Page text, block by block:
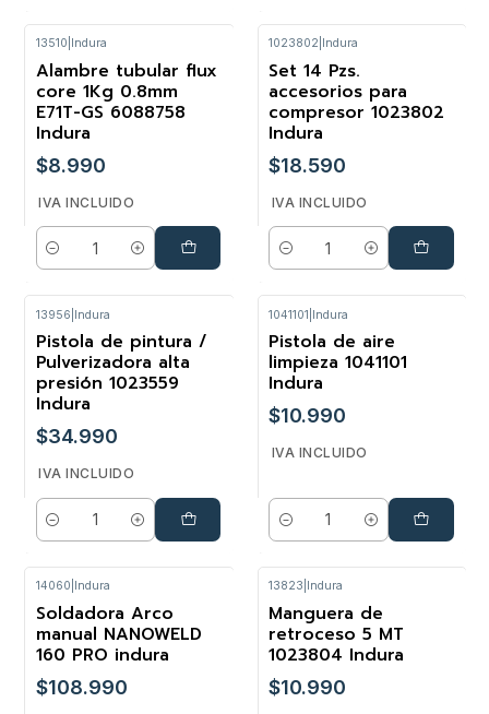
13510 Indura
Alambre tubular flux
core 1Kg 0.8mm
E71T-GS 6088758
Indura
$8.990
IVA INCLUIDO
Cantidad
1023802 Indura
Set 14 Pzs.
accesorios para
compresor 1023802
Indura
$18.590
IVA INCLUIDO
Cantidad
13956 Indura
Pistola de pintura /
Pulverizadora alta
presión 1023559
Indura
$34.990
IVA INCLUIDO
Cantidad
1041101 Indura
Pistola de aire
limpieza 1041101
Indura
$10.990
IVA INCLUIDO
Cantidad
14060 Indura
Soldadora Arco
manual NANOWELD
160 PRO indura
$108.990
13823 Indura
Manguera de
retroceso 5 MT
1023804 Indura
$10.990